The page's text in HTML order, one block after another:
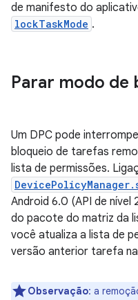
de manifesto do
lockTaskMode .
Parar modo de
Um DPC pode
bloqueio de tarefas
lista de permissões.
Android 6.0 (API de
do pacote do matriz da
você atualiza a lista de
versão anterior tarefa
Observação: a